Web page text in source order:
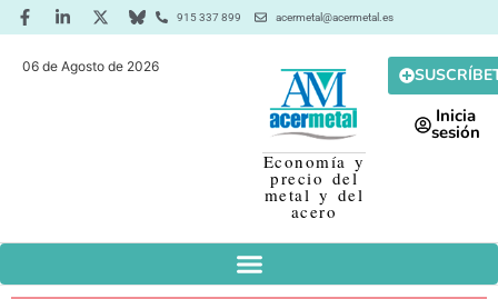
915 337 899 acermetal@acermetal.es
06 de Agosto de 2026
Economía y
precio del
metal y del
acero
Inicia
sesión